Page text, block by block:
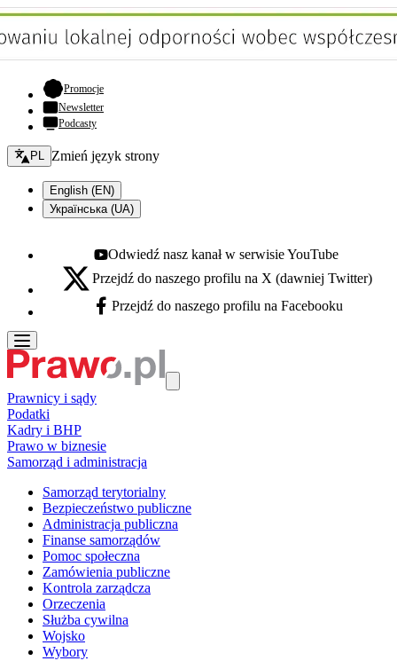
Promocje- otwiera się w nowej karcie
Newsletter
Podcasty
Zmień język - bieżący:
PL Zmień język strony
English (EN)
Українська (UA)
Youtube - otwiera się w nowej karcie
Odwiedź nasz kanał w serwisie YouTube
X - otwiera się w nowej karcie
Przejdź do naszego profilu na X (dawniej Twitter)
Facebook - otwiera się w nowej karcie
Przejdź do naszego profilu na Facebooku
Prawnicy i sądy
Podatki
Kadry i BHP
Prawo w biznesie
Samorząd i administracja
Samorząd terytorialny
Bezpieczeństwo publiczne
Administracja publiczna
Finanse samorządów
Pomoc społeczna
Zamówienia publiczne
Kontrola zarządcza
Orzeczenia
Służba cywilna
Wojsko
Wybory